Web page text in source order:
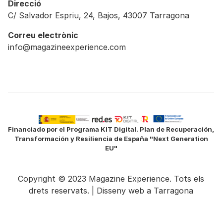
Direcció
C/ Salvador Espriu, 24, Bajos, 43007 Tarragona
Correu electrònic
info@magazineexperience.com
Financiado por el Programa KIT Digital. Plan de Recuperación,
Transformación y Resiliencia de España "Next Generation
EU"
Copyright © 2023 Magazine Experience. Tots els
drets reservats. | Disseny web a Tarragona